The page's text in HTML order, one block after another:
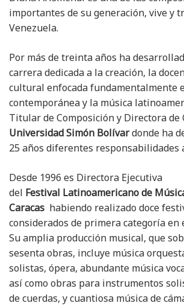
importantes de su generación, vive y
Venezuela.
Por más de treinta años ha
carrera dedicada a la creación, la
cultural enfocada fundamentalmente
contemporánea y la música
Titular de Composición y Directora de
Universidad Simón Bolívardonde ha
25 años diferentes responsabilidades
Desde 1996 es Directora Ejecutiva
del Festival Latinoamericano de
Caracas habiendo realizado doce
considerados de primera categoría en
Su amplia producción musical, que
sesenta obras, incluye música
solistas, ópera, abundante música
así como obras para instrumentos
de cuerdas, y cuantiosa música de